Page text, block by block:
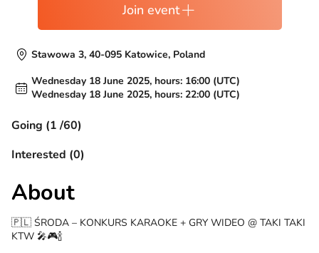
Join event
Stawowa 3, 40-095 Katowice, Poland
Wednesday 18 June 2025, hours: 16:00 (UTC)
Wednesday 18 June 2025, hours: 22:00 (UTC)
Going (1 /60)
Interested (0)
About
🇵🇱 ŚRODA – KONKURS KARAOKE + GRY WIDEO @ TAKI TAKI
KTW 🎤🎮🍾